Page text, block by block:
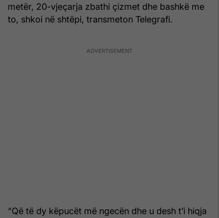
metër, 20-vjeçarja zbathi çizmet dhe bashkë me
to, shkoi në shtëpi, transmeton Telegrafi.
“Që të dy këpucët më ngecën dhe u desh t’i hiqja